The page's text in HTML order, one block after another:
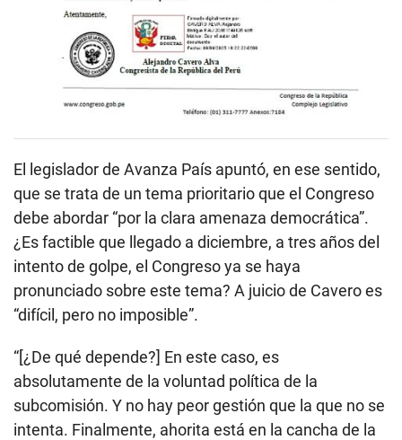
El legislador de Avanza País apuntó, en ese sentido,
que se trata de un tema prioritario que el Congreso
debe abordar “por la clara amenaza democrática”.
¿Es factible que llegado a diciembre, a tres años del
intento de golpe, el Congreso ya se haya
pronunciado sobre este tema? A juicio de Cavero es
“difícil, pero no imposible”.
“[¿De qué depende?] En este caso, es
absolutamente de la voluntad política de la
subcomisión. Y no hay peor gestión que la que no se
intenta. Finalmente, ahorita está en la cancha de la